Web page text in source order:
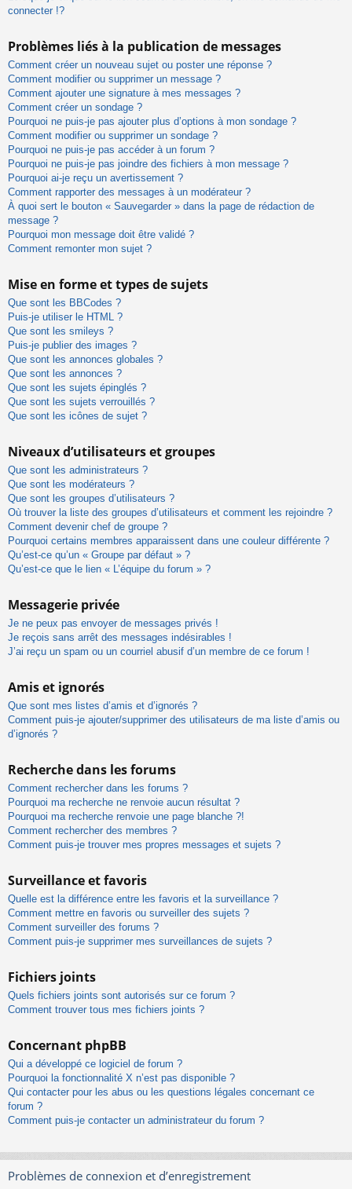
connecter !?
Problèmes liés à la publication de messages
Comment créer un nouveau sujet ou poster une réponse ?
Comment modifier ou supprimer un message ?
Comment ajouter une signature à mes messages ?
Comment créer un sondage ?
Pourquoi ne puis-je pas ajouter plus d’options à mon sondage ?
Comment modifier ou supprimer un sondage ?
Pourquoi ne puis-je pas accéder à un forum ?
Pourquoi ne puis-je pas joindre des fichiers à mon message ?
Pourquoi ai-je reçu un avertissement ?
Comment rapporter des messages à un modérateur ?
À quoi sert le bouton « Sauvegarder » dans la page de rédaction de
message ?
Pourquoi mon message doit être validé ?
Comment remonter mon sujet ?
Mise en forme et types de sujets
Que sont les BBCodes ?
Puis-je utiliser le HTML ?
Que sont les smileys ?
Puis-je publier des images ?
Que sont les annonces globales ?
Que sont les annonces ?
Que sont les sujets épinglés ?
Que sont les sujets verrouillés ?
Que sont les icônes de sujet ?
Niveaux d’utilisateurs et groupes
Que sont les administrateurs ?
Que sont les modérateurs ?
Que sont les groupes d’utilisateurs ?
Où trouver la liste des groupes d’utilisateurs et comment les rejoindre ?
Comment devenir chef de groupe ?
Pourquoi certains membres apparaissent dans une couleur différente ?
Qu’est-ce qu’un « Groupe par défaut » ?
Qu’est-ce que le lien « L’équipe du forum » ?
Messagerie privée
Je ne peux pas envoyer de messages privés !
Je reçois sans arrêt des messages indésirables !
J’ai reçu un spam ou un courriel abusif d’un membre de ce forum !
Amis et ignorés
Que sont mes listes d’amis et d’ignorés ?
Comment puis-je ajouter/supprimer des utilisateurs de ma liste d’amis ou
d’ignorés ?
Recherche dans les forums
Comment rechercher dans les forums ?
Pourquoi ma recherche ne renvoie aucun résultat ?
Pourquoi ma recherche renvoie une page blanche ?!
Comment rechercher des membres ?
Comment puis-je trouver mes propres messages et sujets ?
Surveillance et favoris
Quelle est la différence entre les favoris et la surveillance ?
Comment mettre en favoris ou surveiller des sujets ?
Comment surveiller des forums ?
Comment puis-je supprimer mes surveillances de sujets ?
Fichiers joints
Quels fichiers joints sont autorisés sur ce forum ?
Comment trouver tous mes fichiers joints ?
Concernant phpBB
Qui a développé ce logiciel de forum ?
Pourquoi la fonctionnalité X n’est pas disponible ?
Qui contacter pour les abus ou les questions légales concernant ce
forum ?
Comment puis-je contacter un administrateur du forum ?
Problèmes de connexion et d’enregistrement